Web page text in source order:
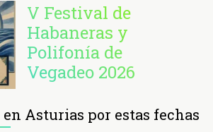
V Festival de
Habaneras y
Polifonía de
Vegadeo 2026
Asturias por estas fechas